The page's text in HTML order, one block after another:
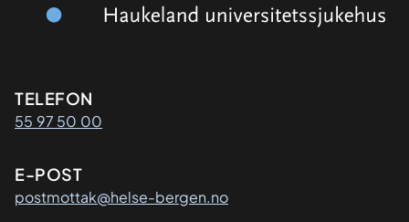
Kontaktinformasjon
TELEFON
55 97 50 00
E-POST
postmottak@helse-bergen.no